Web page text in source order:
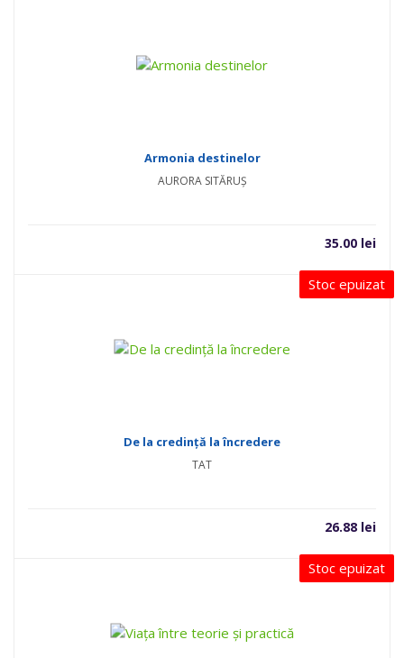
Armonia destinelor
AURORA SITĂRUȘ
35.00 lei
Stoc epuizat
De la credință la încredere
TAT
26.88 lei
Stoc epuizat